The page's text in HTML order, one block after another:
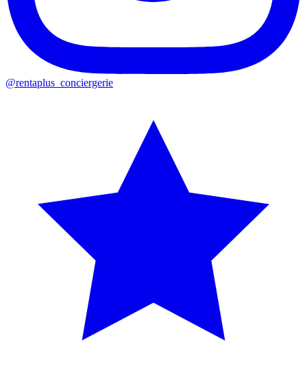
@rentaplus_conciergerie